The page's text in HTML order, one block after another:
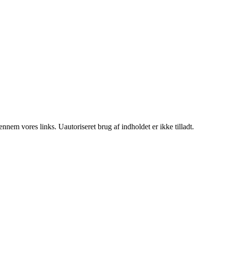
vores links. Uautoriseret brug af indholdet er ikke tilladt.